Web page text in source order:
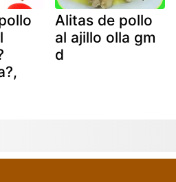
Alitas de pollo
al ajillo olla gm
d